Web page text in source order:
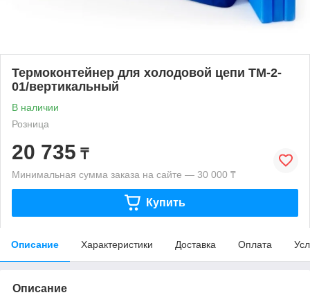
Термоконтейнер для холодовой цепи ТМ-2-
01/вертикальный
В наличии
Розница
20 735 ₸
Минимальная сумма заказа на сайте — 30 000 ₸
Купить
Описание Характеристики Доставка Оплата
Описание